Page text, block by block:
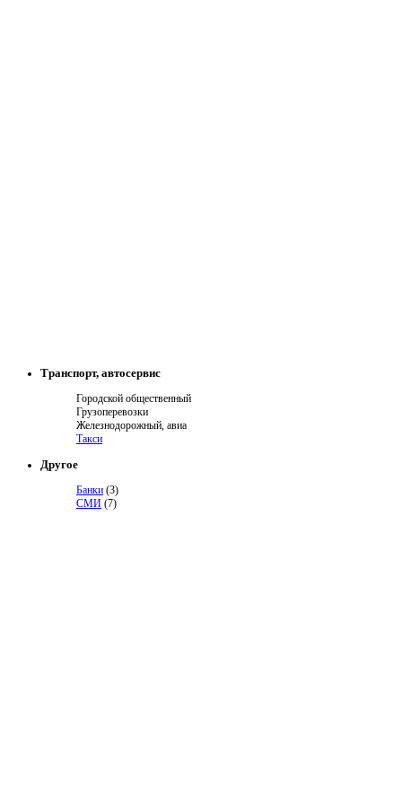
Транспорт, автосервис
Городской общественный
Грузоперевозки
Железнодорожный, авиа
Такси
Другое
Банки (3)
СМИ (7)